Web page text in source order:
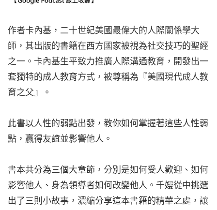
作者卡內基，二十世紀美國最偉大的人際關係學大
師，其出版的書籍在西方國家被視為社交技巧的聖經
之一。卡內基生平致力推廣人際溝通教育，開發出一
套獨特的成人教育方式，被尊稱為『美國現代成人教
育之父』。
此書以人性的弱點出發，教你如何掌握著這些人性弱
點，贏得友誼並影響他人。
書本共分為三個大章節，分別是如何受人歡迎、如何
影響他人、身為領導者如何改變他人。千嫚從中挑選
出了三則小故事，濃縮分享這本書籍的精華之處，讓